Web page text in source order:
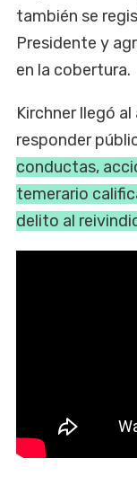
también se
Presidente y
en la cobertura.
Kirchner llegó
responder
conductas,
temerario
delito al